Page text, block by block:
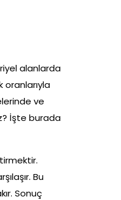
alanlarda
ve
İşte burada
Bu
Sonuç